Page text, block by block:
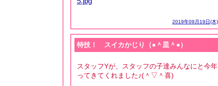
2019年09月19日(木)
特技！ スイカかじり（●＾皿＾●）
スタッフYが、スタッフの子達みんなにと今
ってきてくれました♪(＾▽＾喜)